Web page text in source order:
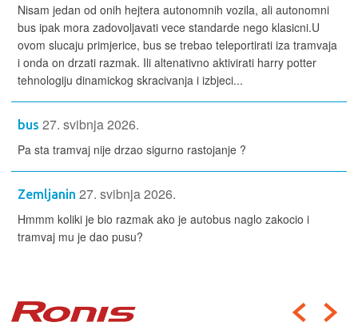
Nisam jedan od onih hejtera autonomnih vozila, ali autonomni
bus ipak mora zadovoljavati vece standarde nego klasicni.U
ovom slucaju primjerice, bus se trebao teleportirati iza tramvaja
i onda on drzati razmak. Ili altenativno aktivirati harry potter
tehnologiju dinamickog skracivanja i izbjeci...
bus 27. svibnja 2026.
Pa sta tramvaj nije drzao sigurno rastojanje ?
Zemljanin 27. svibnja 2026.
Hmmm koliki je bio razmak ako je autobus naglo zakocio i
tramvaj mu je dao pusu?